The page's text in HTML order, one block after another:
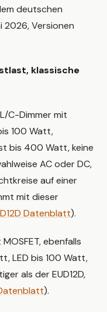
deutschen
2026, Versionen
klassische
C-Dimmer mit
100 Watt,
bis 400 Watt, keine
AC oder DC,
auf einer
mit dieser
Datenblatt).
ebenfalls
LED bis 100 Watt,
als der EUD12D,
).